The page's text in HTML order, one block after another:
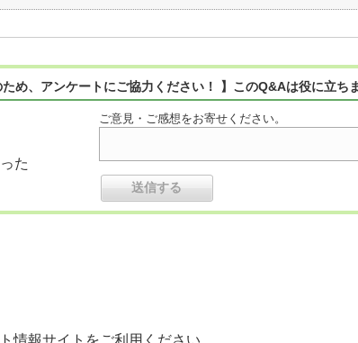
ため、アンケートにご協力ください！ 】このQ&Aは役に立ち
た
ご意見・ご感想をお寄せください。
情報サイトをご利用ください。